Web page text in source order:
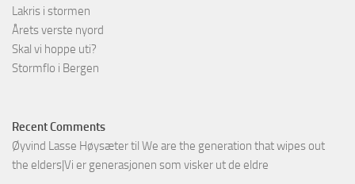
Lakris i stormen
Årets verste nyord
Skal vi hoppe uti?
Stormflo i Bergen
Recent Comments
Øyvind Lasse Høysætertil We are the generation that wipes out
the elders|Vi er generasjonen som visker ut de eldre